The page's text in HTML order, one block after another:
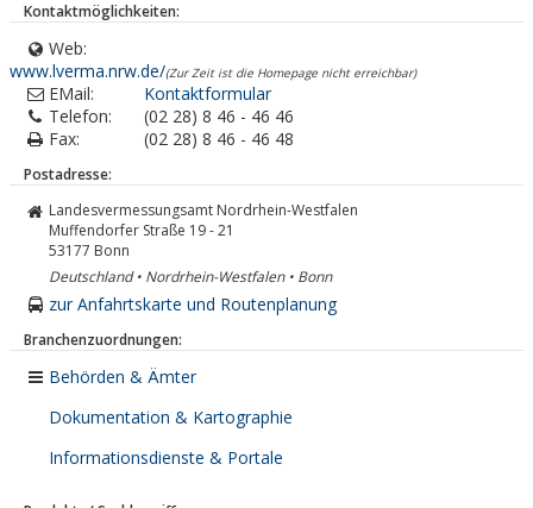
Kontaktmöglichkeiten:
Web:
www.lverma.nrw.de/(Zur Zeit ist die Homepage nicht erreichbar)
EMail:
Kontaktformular
Telefon:
(02 28) 8 46 - 46 46
Fax:
(02 28) 8 46 - 46 48
Postadresse:
Landesvermessungsamt Nordrhein-Westfalen
Muffendorfer Straße 19 - 21
53177 Bonn
Deutschland • Nordrhein-Westfalen • Bonn
zur Anfahrtskarte und Routenplanung
Branchenzuordnungen:
Behörden & Ämter
Dokumentation & Kartographie
Informationsdienste & Portale